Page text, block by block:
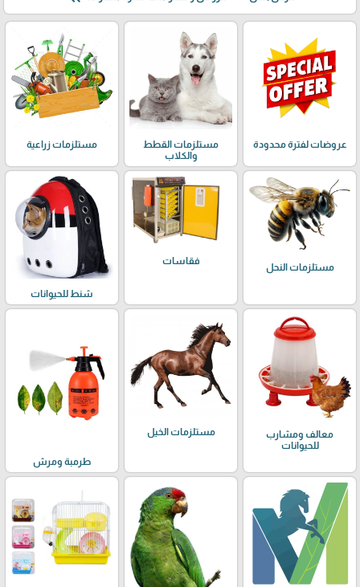
عروضات لفترة محدودة
مستلزمات القطط
والكلاب
مستلزمات زراعية
مستلزمات النحل
فقاسات
شنط للحيوانات
معالف ومشارب
للحيوانات
مستلزمات الخيل
طرمبة ومرش